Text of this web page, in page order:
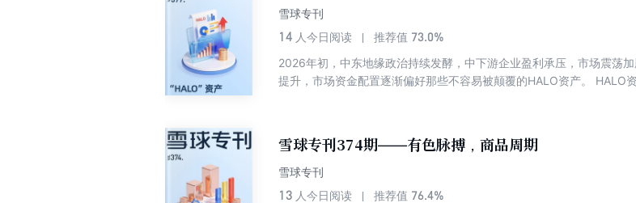
雪球专刊
14 人今日阅读 推荐值 73.0%
2026年初，中东地缘政治持续发酵，中下游企业盈利承压，市场震荡
提升，市场资金配置逐渐偏好那些不容易被颠覆的HALO资产。 HALO
雪球专刊374期——有色脉搏，商品周期
雪球专刊
13 人今日阅读 推荐值 76.4%